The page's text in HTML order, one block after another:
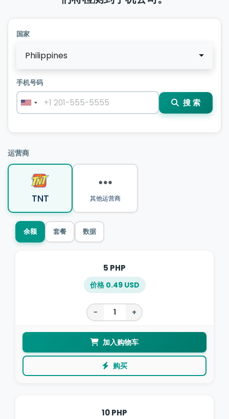
国家
Philippines
手机号码
搜 索
运营商
TNT 其他运营商
余额 套餐 数据
5 PHP
价格 0.49 USD
− +
加入购物车
购买
10 PHP